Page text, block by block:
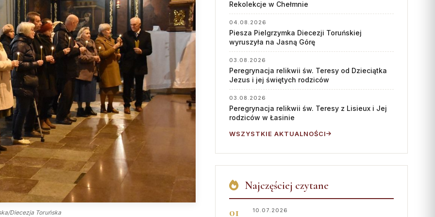
Sąd Biskupi
Wydawnictwo
Konta bankowe
KONTAKT
Dane kurii
Msze święte online
Kalendarz liturgiczny
Droga Neokatechumenalna
Grupy Modlitwy Ojca Pio
Żywy Różaniec
Wspólnota Krwi Chrystusa
Franciszkański Zakon
Świeckich
Skauci Króla
Bractwo św. Józefa
Diecezja Toruńska
Rekolekcje w Chełmnie
04.08.2026
Piesza Pielgrzymka Diecezji Toruńskiej
wyruszyła na Jasną Górę
03.08.2026
Peregrynacja relikwii św. Teresy od Dzieciątka
Jezus i jej świętych rodziców
03.08.2026
Peregrynacja relikwii św. Teresy z Lisieux i Jej
rodziców w Łasinie
WSZYSTKIE AKTUALNOŚCI
Najczęściej czytane
10.07.2026